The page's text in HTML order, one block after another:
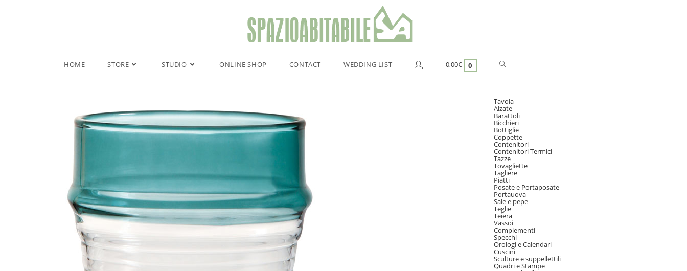
HOME STORE STUDIO ONLINE SHOP CONTACT WEDDING LIST 0,00€ 0
Tavola
Alzate
Barattoli
Bicchieri
Bottiglie
Coppette
Contenitori
Contenitori Termici
Tazze
Tovagliette
Tagliere
Piatti
Posate e Portaposate
Portauova
Sale e pepe
Teglie
Teiera
Vassoi
Complementi
Specchi
Orologi e Calendari
Cuscini
Sculture e suppellettili
Quadri e Stampe